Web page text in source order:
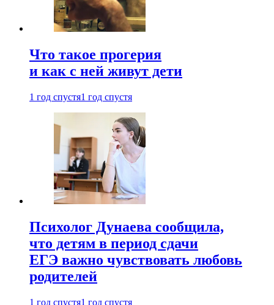
Что такое прогерия
и как с ней живут дети
1 год спустя1 год спустя
Психолог Дунаева сообщила,
что детям в период сдачи
ЕГЭ важно чувствовать любовь
родителей
1 год спустя1 год спустя